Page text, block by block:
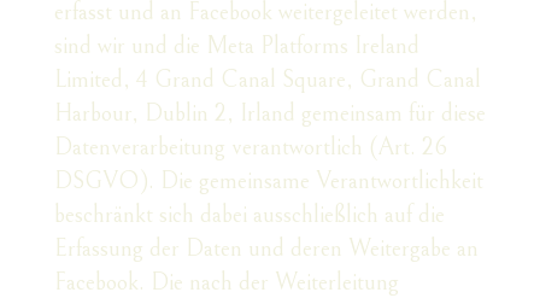
erfasst und an Facebook weitergeleitet werden,
sind wir und die Meta Platforms Ireland
Limited, 4 Grand Canal Square, Grand Canal
Harbour, Dublin 2, Irland gemeinsam für diese
Datenverarbeitung verantwortlich (Art. 26
DSGVO). Die gemeinsame Verantwortlichkeit
beschränkt sich dabei ausschließlich auf die
Erfassung der Daten und deren Weitergabe an
Facebook. Die nach der Weiterleitung